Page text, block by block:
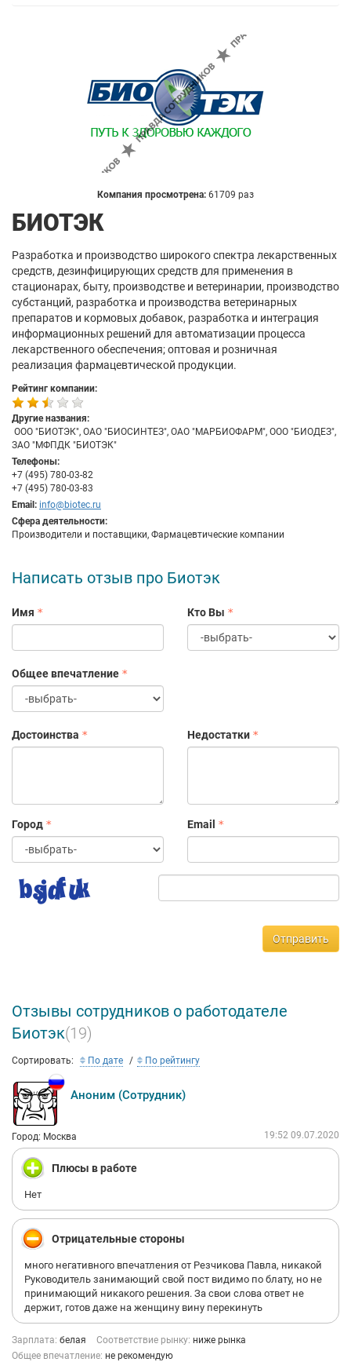
Компания просмотрена: 61709 раз
БИОТЭК
Разработка и производство широкого спектра лекарственных
средств, дезинфицирующих средств для применения в
стационарах, быту, производстве и ветеринарии, производство
субстанций, разработка и производства ветеринарных
препаратов и кормовых добавок, разработка и интеграция
информационных решений для автоматизации процесса
лекарственного обеспечения; оптовая и розничная
реализация фармацевтической продукции.
Рейтинг компании:
Другие названия:
​ ООО "БИОТЭК", ОАО "БИОСИНТЕЗ", ОАО "МАРБИОФАРМ", ООО "БИОДЕЗ",
ЗАО "МФПДК "БИОТЭК"
Телефоны:
+7 (495) 780-03-82
+7 (495) 780-03-83
Email: info@biotec.ru
Сфера деятельности:
Производители и поставщики, Фармацевтические компании
Написать отзыв про Биотэк
Имя Кто Вы
Общее впечатление
Достоинства Недостатки
Город Email
Отправить
Отзывы сотрудников о работодателе
Биотэк(19)
Сортировать: По дате По рейтингу
Аноним (Сотрудник)
Город: Москва 19:52 09.07.2020
Плюсы в работе
Нет
Отрицательные стороны
много негативного впечатления от Резчикова Павла, никакой
Руководитель занимающий свой пост видимо по блату, но не
принимающий никакого решения. За свои слова ответ не
держит, готов даже на женщину вину перекинуть
Зарплата: белая Соответствие рынку: ниже рынка
Общее впечатление: не рекомендую